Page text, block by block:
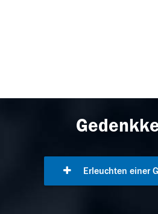
Erleuchten einer